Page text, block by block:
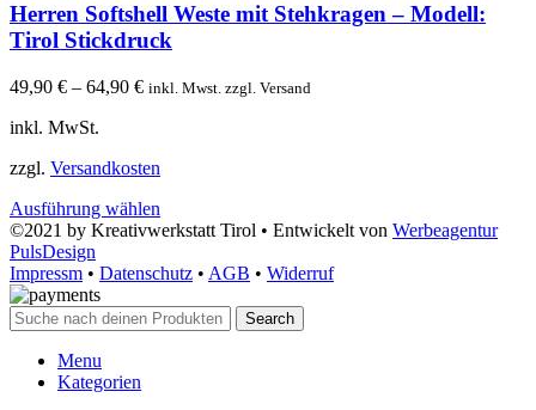
Herren Softshell Weste mit Stehkragen – Modell:
Tirol Stickdruck
49,90 € – 64,90 € inkl. Mwst. zzgl. Versand
inkl. MwSt.
zzgl. Versandkosten
Ausführung wählen
©2021 by Kreativwerkstatt Tirol • Entwickelt von Werbeagentur
PulsDesign
Impressm • Datenschutz • AGB • Widerruf
Search
Menu
Kategorien